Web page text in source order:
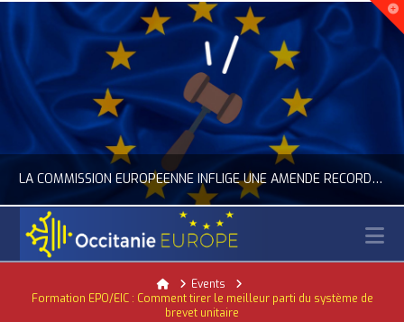
LA COMMISSION EUROPÉENNE INFLIGE UNE AMENDE RECORD À GOOGLE
ACTUALITÉ DE L'UNION EUROPÉENNE, ACTUALITÉ DE LA REPRÉSENTATION D’OCCITANIE EUROPE, NUMÉRIQUE- DIGITAL
HomeEvents
Formation EPO/EIC : Comment tirer le meilleur parti du système de
brevet unitaire